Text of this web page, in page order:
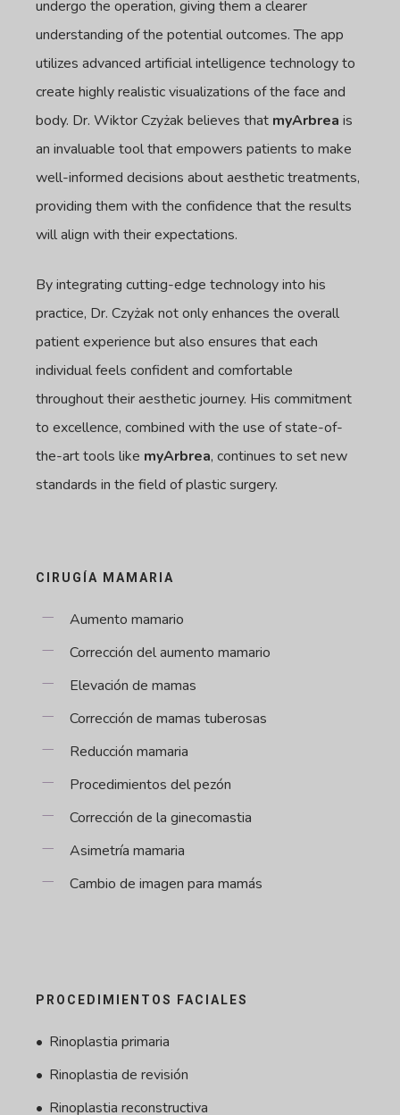
undergo the operation, giving them a clearer
understanding of the potential outcomes. The app
utilizes advanced artificial intelligence technology to
create highly realistic visualizations of the face and
body. Dr. Wiktor Czyżak believes that myArbrea is
an invaluable tool that empowers patients to make
well-informed decisions about aesthetic treatments,
providing them with the confidence that the results
will align with their expectations.
By integrating cutting-edge technology into his
practice, Dr. Czyżak not only enhances the overall
patient experience but also ensures that each
individual feels confident and comfortable
throughout their aesthetic journey. His commitment
to excellence, combined with the use of state-of-
the-art tools like myArbrea, continues to set new
standards in the field of plastic surgery.
CIRUGÍA MAMARIA
Aumento mamario
Corrección del aumento mamario
Elevación de mamas
Corrección de mamas tuberosas
Reducción mamaria
Procedimientos del pezón
Corrección de la ginecomastia
Asimetría mamaria
Cambio de imagen para mamás
PROCEDIMIENTOS FACIALES
Rinoplastia primaria
Rinoplastia de revisión
Rinoplastia reconstructiva